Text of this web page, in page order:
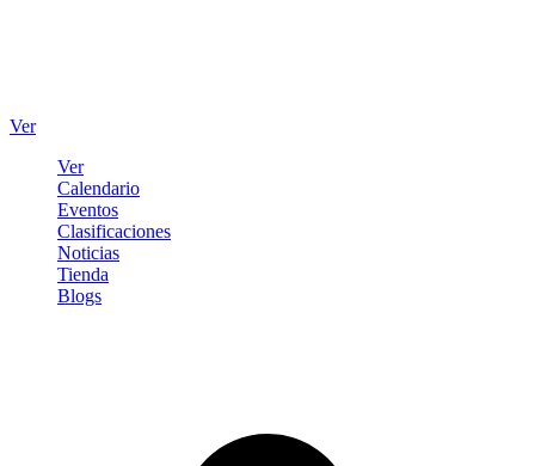
Ver
Ver
Calendario
Eventos
Clasificaciones
Noticias
Tienda
Blogs